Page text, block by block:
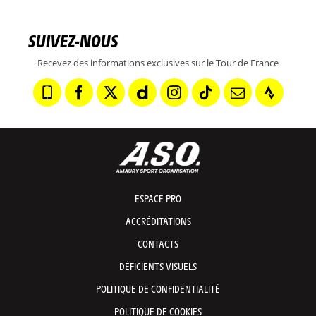
SUIVEZ-NOUS
Recevez des informations exclusives sur le Tour de France
ESPACE PRO
ACCRÉDITATIONS
CONTACTS
DÉFICIENTS VISUELS
POLITIQUE DE CONFIDENTIALITÉ
POLITIQUE DE COOKIES